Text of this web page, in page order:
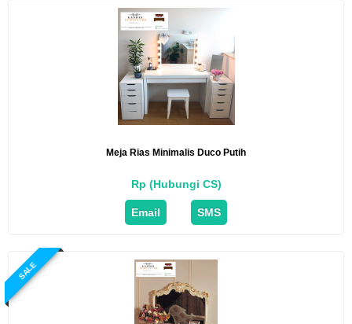
Meja Rias Minimalis Duco Putih
Rp (Hubungi CS)
Email SMS
SALE